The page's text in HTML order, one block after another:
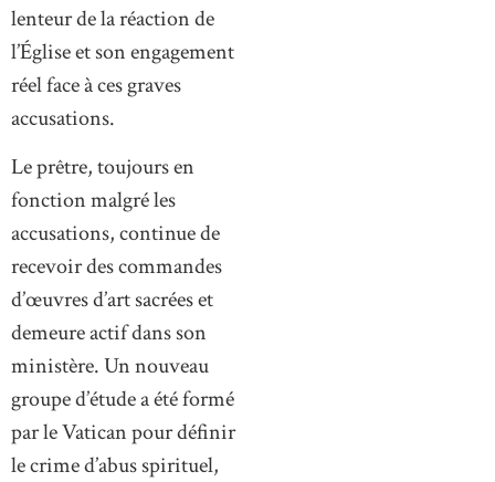
lenteur de la réaction de
l’Église et son engagement
réel face à ces graves
accusations.
Le prêtre, toujours en
fonction malgré les
accusations, continue de
recevoir des commandes
d’œuvres d’art sacrées et
demeure actif dans son
ministère. Un nouveau
groupe d’étude a été formé
par le Vatican pour définir
le crime d’abus spirituel,